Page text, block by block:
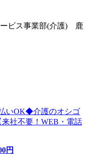
ービス事業部(介護) 鹿
いOK◆介護のオシゴ
社不要！WEB・電話
円